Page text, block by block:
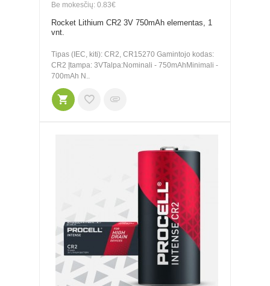
Be mokesčių: 0.83€
Rocket Lithium CR2 3V 750mAh elementas, 1
vnt.
Tipas (IEC, kiti): CR2, CR15270 Gamintojo kodas:
CR2 Įtampa: 3VTalpa:Nominali - 750mAhMinimali -
700mAh N..